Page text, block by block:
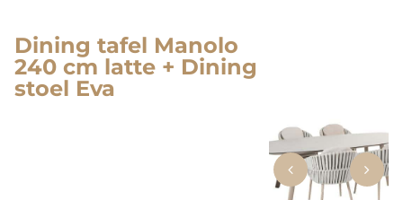
Dining tafel Manolo
240 cm latte + Dining
stoel Eva